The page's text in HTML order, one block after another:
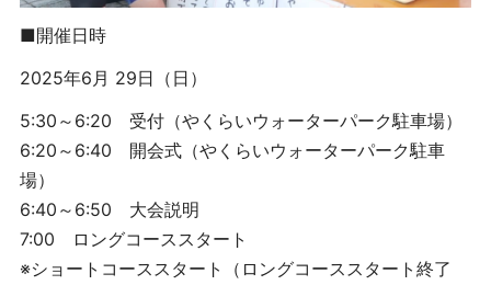
■開催日時
2025年6月 29日（日）
5:30～6:20 受付（やくらいウォーターパーク駐車場）
6:20～6:40 開会式（やくらいウォーターパーク駐車
場）
6:40～6:50 大会説明
7:00 ロングコーススタート
※ショートコーススタート（ロングコーススタート終了